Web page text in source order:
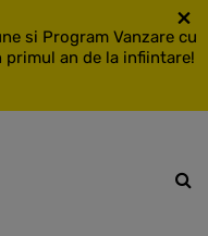
si Program Vanzare cu
primul an de la infiintare!
×